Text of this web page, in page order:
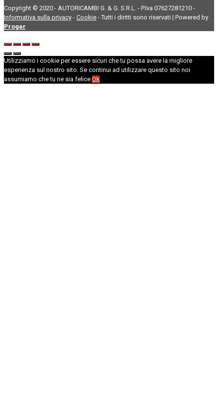
Copyright © 2020 - AUTORICAMBI G. & G. S.R.L. - P.Iva 07627281210 -
Informativa sulla privacy - Cookie - Tutti i diritti sono riservati | Powered by
Proger
Utilizziamo i cookie per essere sicuri che tu possa avere la migliore
esperienza sul nostro sito. Se continui ad utilizzare questo sito noi
assumiamo che tu ne sia felice.Ok